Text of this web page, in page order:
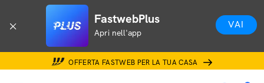
FastwebPlus
Apri nell'app
VAI
OFFERTA FASTWEB PER LA TUA CASA